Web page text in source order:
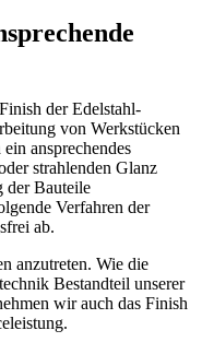
der Edelstahl-
von Werkstücken
ansprechendes
strahlenden Glanz
der Bauteile
Verfahren der
ab.
anzutreten. Wie die
Bestandteil unserer
wir auch das Finish